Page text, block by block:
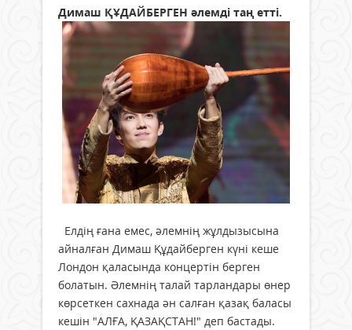
Димаш ҚҰДАЙБЕРГЕН әлемді таң етті.
Елдің ғана емес, әлемнің жұлдызысына
айналған Димаш Құдайберген күні кеше
Лондон қаласында концертін берген
болатын. Әлемнің талай тарландары өнер
көрсеткен сахнада ән салған қазақ баласы
кешін "АЛҒА, ҚАЗАҚСТАН!" деп бастады.